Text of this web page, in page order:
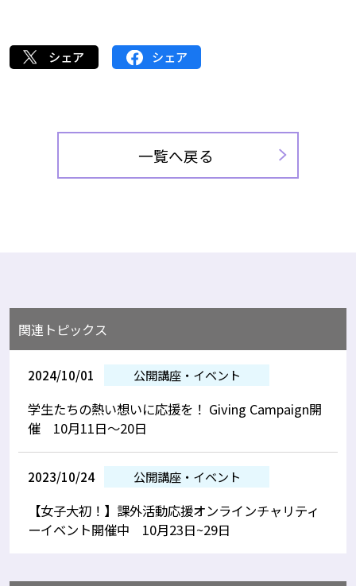
シェア シェア
一覧へ戻る
関連トピックス
2024/10/01 公開講座・イベント
学生たちの熱い想いに応援を！ Giving Campaign開
催 10月11日～20日
2023/10/24 公開講座・イベント
【女子大初！】課外活動応援オンラインチャリティ
ーイベント開催中 10月23日~29日